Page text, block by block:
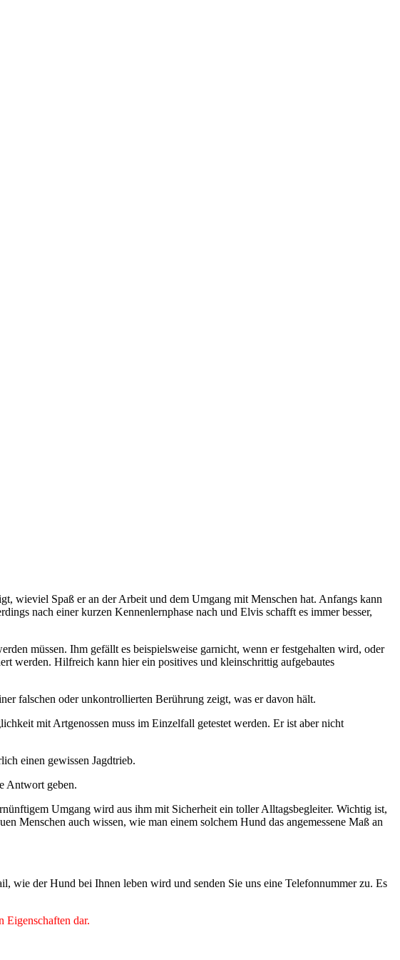
wieviel Spaß er an der Arbeit und dem Umgang mit Menschen hat. Anfangs kann
nach einer kurzen Kennenlernphase nach und Elvis schafft es immer besser,
müssen. Ihm gefällt es beispielsweise garnicht, wenn er festgehalten wird, oder
werden. Hilfreich kann hier ein positives und kleinschrittig aufgebautes
falschen oder unkontrollierten Berührung zeigt, was er davon hält.
mit Artgenossen muss im Einzelfall getestet werden. Er ist aber nicht
einen gewissen Jagdtrieb.
Antwort geben.
Umgang wird aus ihm mit Sicherheit ein toller Alltagsbegleiter. Wichtig ist,
Menschen auch wissen, wie man einem solchem Hund das angemessene Maß an
wie der Hund bei Ihnen leben wird und senden Sie uns eine Telefonnummer zu. Es
Eigenschaften dar.